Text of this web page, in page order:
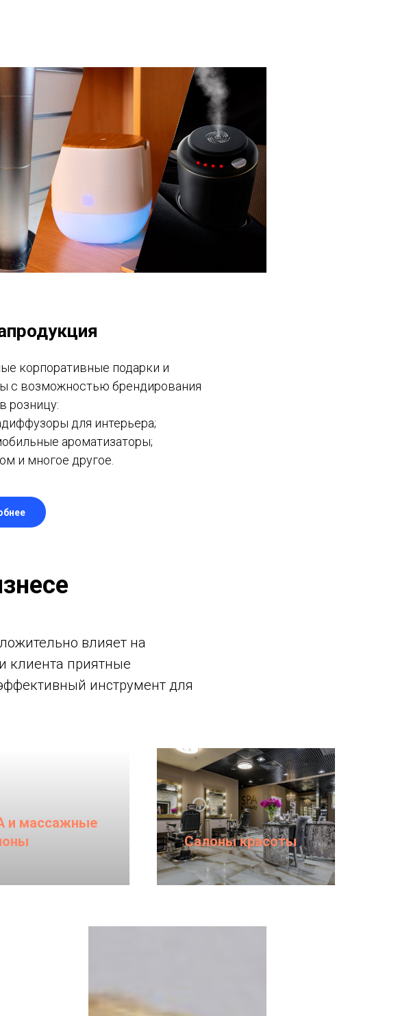
корпоративные подарки и
с возможностью брендирования
розницу:
для интерьера;
ароматизаторы;
и многое другое.
влияет на
клиента приятные
инструмент для
и массажные
Салоны красоты